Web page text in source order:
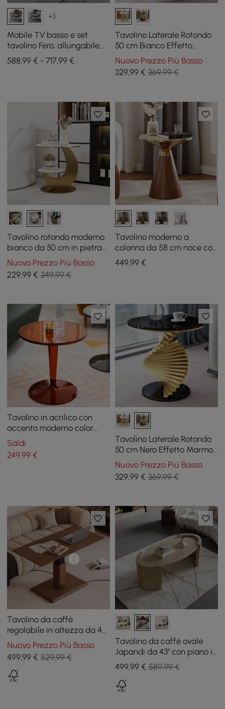
+3
Mobile TV basso e set
tavolino Fero, allungabile
da 180 cm a 240 cm
588,99 € - 717,99 €
Tavolino Laterale Rotondo
50 cm Bianco Effetto
Marmo con Base a Spirale
Dorata
Nuovo Prezzo Più Basso
329,99€ 369,99 €
Tavolino rotondo moderno
bianco da 50 cm in pietra
sinterizzata a 2 livelli
Nuovo Prezzo Più Basso
229,99 € 249,99 €
Tavolino moderno a
colonna da 58 cm noce con
piano in pietra sinterizzata
449,99€
Tavolino in acrilico con
accento moderno color
ambra, tavolino rotondo
trasparente
Saldi
249,99 €
Tavolino Laterale Rotondo
50 cm Nero Effetto Marmo
con Base a Spirale Dorata
Nuovo Prezzo Più Basso
329,99€ 369,99 €
Tavolino da caffè
regolabile in altezza da 47"
in noce
Nuovo Prezzo Più Basso
499,99 € 529,99 €
Tavolino da caffè ovale
Japandi da 43" con piano in
travertino
499,99€ 589,99 €